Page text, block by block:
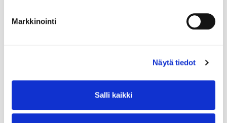
Markkinointi
Näytä tiedot
Salli kaikki